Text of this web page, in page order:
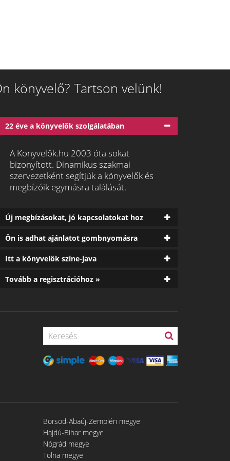
könyvelő? Tartson velünk!
22 éve a könyvelők szolgálatában
A Könyvelők.hu 2003 óta sokat
bizonyított. Dinamikus szakmai
szervezetként segítjük a könyvelők és
megbízóik egymásra találását.
Új megbízásokat, jó kapcsolatokat hoz
Ön is adhat ajánlatot gombnyomásra
Itt a könyvelők színe-java
Tovább a regisztrációhoz »
Borsod-Abaúj-Zemplén megye
Hajdú-Bihar megye
Nógrád megye
Tolna megye